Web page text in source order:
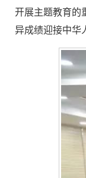
开展主题教育的
异成绩迎接中华